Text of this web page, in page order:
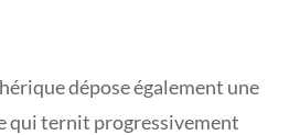
dépose également une
qui ternit progressivement